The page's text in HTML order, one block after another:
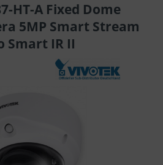
HT-A Fixed Dome
5MP Smart Stream
Smart IR II